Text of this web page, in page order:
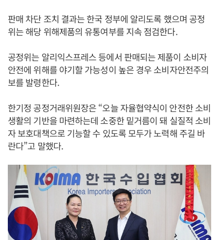
판매 차단 조치 결과는 한국 정부에 알리도록 했으며 공정
위는 해당 위해제품의 유통여부를 지속 점검한다.
공정위는 알리익스프레스 등에서 판매되는 제품이 소비자
안전에 위해를 야기할 가능성이 높은 경우 소비자안전주의
보를 발령한다.
한기정 공정거래위원장은 “오늘 자율협약식이 안전한 소비
생활의 기반을 마련하는데 소중한 밑거름이 돼 실질적 소비
자 보호대책으로 기능할 수 있도록 모두가 노력해 주길 바
란다”고 말했다.